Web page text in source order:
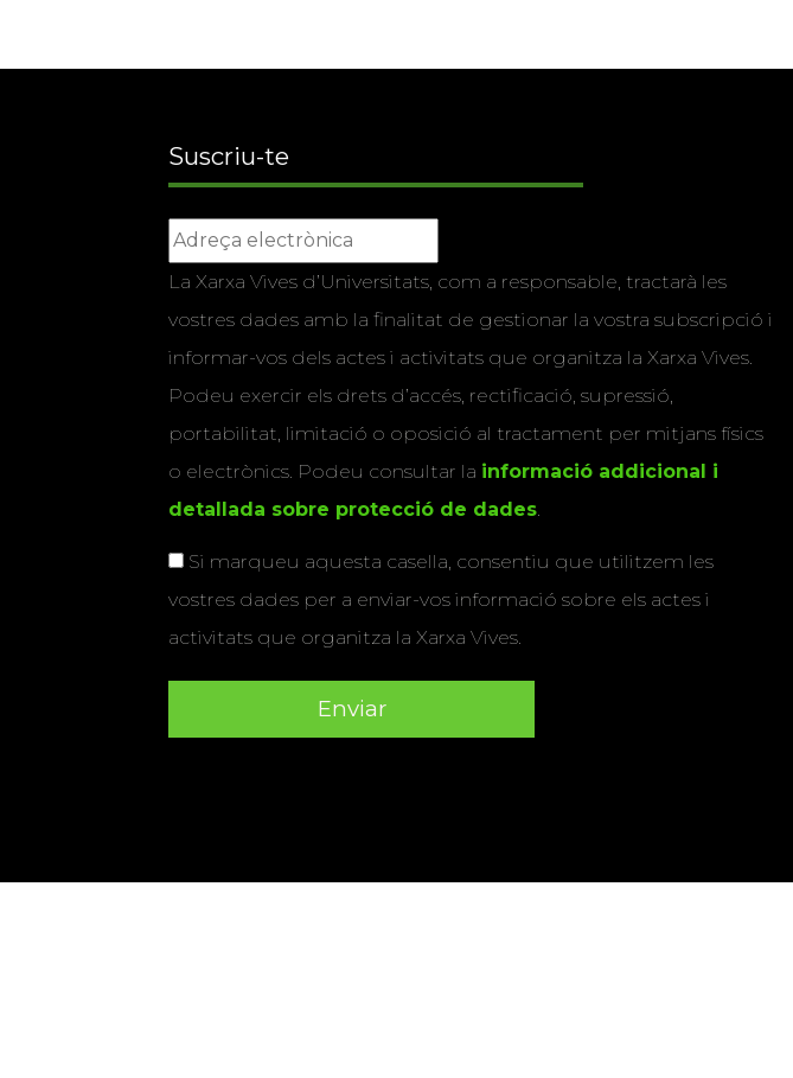
Suscriu-te
La Xarxa Vives d’Universitats, com a responsable, tractarà les
vostres dades amb la finalitat de gestionar la vostra subscripció i
informar-vos dels actes i activitats que organitza la Xarxa Vives.
Podeu exercir els drets d’accés, rectificació, supressió,
portabilitat, limitació o oposició al tractament per mitjans físics
o electrònics. Podeu consultar la informació addicional i
detallada sobre protecció de dades.
Si marqueu aquesta casella, consentiu que utilitzem les
vostres dades per a enviar-vos informació sobre els actes i
activitats que organitza la Xarxa Vives.